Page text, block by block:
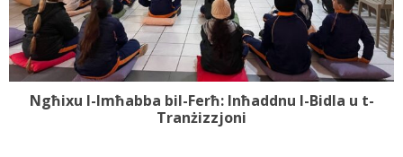
Ngħixu l-Imħabba bil-Ferħ: Inħaddnu l-Bidla u t-
Tranżizzjoni